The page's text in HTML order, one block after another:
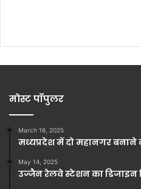
मोस्ट पॉपुलर
March 16, 2025
मध्यप्रदेश में दो महानगर बनाने
May 14, 2025
उज्जैन रेलवे स्टेशन का डिजाइन